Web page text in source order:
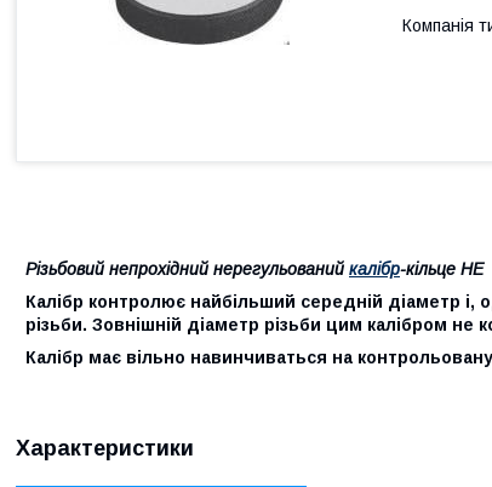
Компанія
Різьбовий непрохідний нерегульований калібр-кільце НЕ
Калібр контролює найбільший середній діаметр і,
різьби. Зовнішній діаметр різьби цим калібром не
Калібр має вільно навинчиваться на
Характеристики